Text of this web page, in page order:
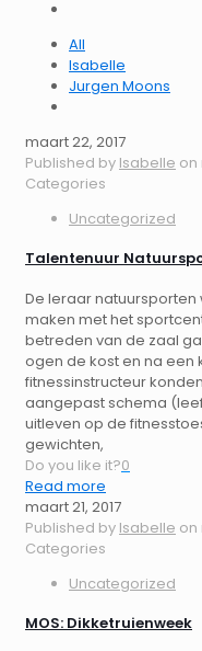
All
Isabelle
Jurgen Moons
maart 22, 2017
Published by Isabelle on
Categories
Uncategorized
Talentenuur
De leraar natuursporten
maken met het
betreden van de zaal
ogen de kost en na een
fitnessinstructeur
aangepast schema
uitleven op de
gewichten,
Do you like it?0
Read more
maart 21, 2017
Published by Isabelle on
Categories
Uncategorized
MOS: Dikketruienweek